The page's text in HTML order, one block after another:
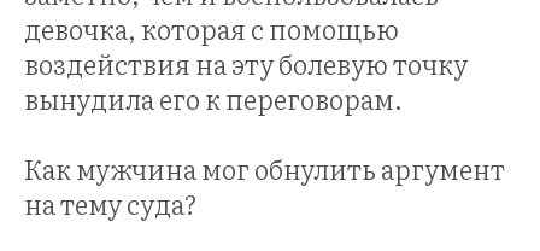
девочка, которая с помощью
воздействия на эту болевую точку
вынудила его к переговорам.
Как мужчина мог обнулить аргумент
на тему суда?